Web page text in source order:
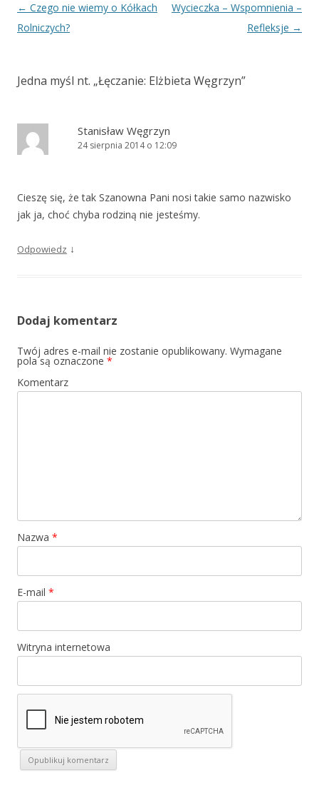
Zobacz
wpisy
← Czego nie wiemy o Kółkach
Rolniczych?
Wycieczka – Wspomnienia –
Refleksje →
Jedna myśl nt. „Łęczanie: Elżbieta Węgrzyn”
Stanisław Węgrzyn
24 sierpnia 2014 o 12:09
Cieszę się, że tak Szanowna Pani nosi takie samo nazwisko
jak ja, choć chyba rodziną nie jesteśmy.
Odpowiedz ↓
Dodaj komentarz
Twój adres e-mail nie zostanie opublikowany. Wymagane
pola są oznaczone *
Komentarz
Nazwa *
E-mail *
Witryna internetowa